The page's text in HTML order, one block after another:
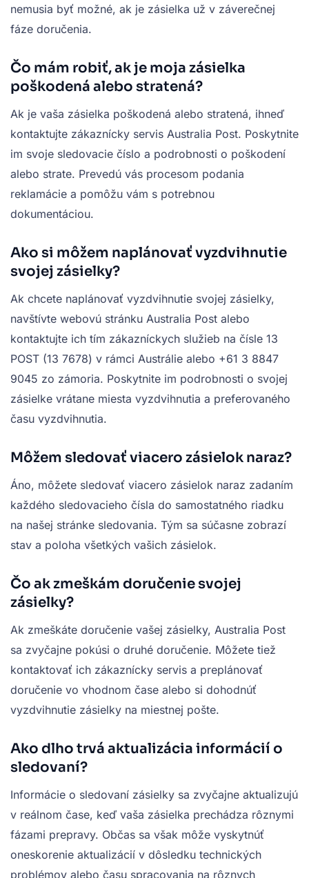
nemusia byť možné, ak je zásielka už v záverečnej
fáze doručenia.
Čo mám robiť, ak je moja zásielka
poškodená alebo stratená?
Ak je vaša zásielka poškodená alebo stratená, ihneď
kontaktujte zákaznícky servis Australia Post. Poskytnite
im svoje sledovacie číslo a podrobnosti o poškodení
alebo strate. Prevedú vás procesom podania
reklamácie a pomôžu vám s potrebnou
dokumentáciou.
Ako si môžem naplánovať vyzdvihnutie
svojej zásielky?
Ak chcete naplánovať vyzdvihnutie svojej zásielky,
navštívte webovú stránku Australia Post alebo
kontaktujte ich tím zákazníckych služieb na čísle 13
POST (13 7678) v rámci Austrálie alebo +61 3 8847
9045 zo zámoria. Poskytnite im podrobnosti o svojej
zásielke vrátane miesta vyzdvihnutia a preferovaného
času vyzdvihnutia.
Môžem sledovať viacero zásielok naraz?
Áno, môžete sledovať viacero zásielok naraz zadaním
každého sledovacieho čísla do samostatného riadku
na našej stránke sledovania. Tým sa súčasne zobrazí
stav a poloha všetkých vašich zásielok.
Čo ak zmeškám doručenie svojej
zásielky?
Ak zmeškáte doručenie vašej zásielky, Australia Post
sa zvyčajne pokúsi o druhé doručenie. Môžete tiež
kontaktovať ich zákaznícky servis a preplánovať
doručenie vo vhodnom čase alebo si dohodnúť
vyzdvihnutie zásielky na miestnej pošte.
Ako dlho trvá aktualizácia informácií o
sledovaní?
Informácie o sledovaní zásielky sa zvyčajne aktualizujú
v reálnom čase, keď vaša zásielka prechádza rôznymi
fázami prepravy. Občas sa však môže vyskytnúť
oneskorenie aktualizácií v dôsledku technických
problémov alebo času spracovania na rôznych